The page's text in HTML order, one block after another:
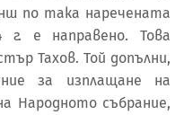
по така наречената
г. е направено. Това
Тахов. Той допълни,
за изплащане на
Народното събрание,